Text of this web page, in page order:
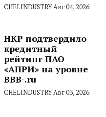
CHELINDUSTRYАвг 04, 2026
НКР подтвердило
кредитный
рейтинг ПАО
«АПРИ» на уровне
BBB-.ru
CHELINDUSTRYАвг 03, 2026